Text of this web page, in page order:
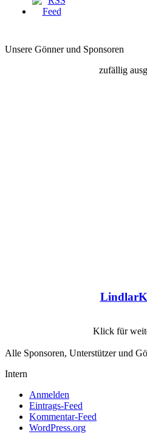
Unsere Gönner und Sponsoren
zufällig
Klick für
Alle Sponsoren, Unterstützer und
Intern
Anmelden
Eintrags-Feed
Kommentar-Feed
WordPress.org